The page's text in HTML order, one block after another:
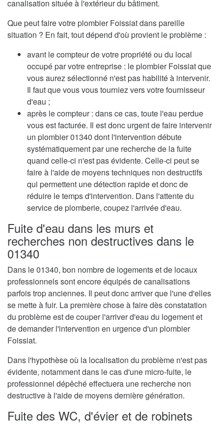
canalisation située à l'extérieur du bâtiment.
Que peut faire votre plombier Foissiat dans pareille
situation ? En fait, tout dépend d'où provient le problème :
avant le compteur de votre propriété ou du local
occupé par votre entreprise : le plombier Foissiat que
vous aurez sélectionné n'est pas habilité à intervenir.
Il faut que vous vous tourniez vers votre fournisseur
d'eau ;
après le compteur : dans ce cas, toute l'eau perdue
vous est facturée. Il est donc urgent de faire intervenir
un plombier 01340 dont l'intervention débute
systématiquement par une recherche de la fuite
quand celle-ci n'est pas évidente. Celle-ci peut se
faire à l'aide de moyens techniques non destructifs
qui permettent une détection rapide et donc de
réduire le temps d'intervention. Dans l'attente du
service de plomberie, coupez l'arrivée d'eau.
Fuite d'eau dans les murs et
recherches non destructives dans le
01340
Dans le 01340, bon nombre de logements et de locaux
professionnels sont encore équipés de canalisations
parfois trop anciennes. Il peut donc arriver que l'une d'elles
se mette à fuir. La première chose à faire dès constatation
du problème est de couper l'arriver d'eau du logement et
de demander l'intervention en urgence d'un plombier
Foissiat.
Dans l'hypothèse où la localisation du problème n'est pas
évidente, notamment dans le cas d'une micro-fuite, le
professionnel dépêché effectuera une recherche non
destructive à l'aide de moyens dernière génération.
Fuite des WC, d'évier et de robinets